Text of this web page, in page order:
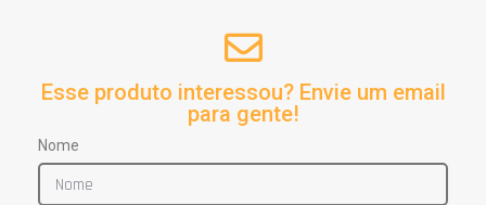
Esse produto interessou? Envie um email
para gente!
Nome